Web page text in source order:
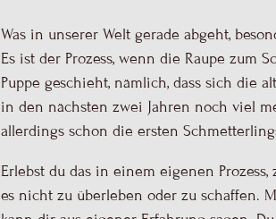
Was in unserer Welt gerade abgeht,
Es ist der Prozess, wenn die Raupe zum
Puppe geschieht, nämlich, dass sich die
in den nächsten zwei Jahren noch viel
allerdings schon die ersten
Erlebst du das in einem eigenen
es nicht zu überleben oder zu schaffen.